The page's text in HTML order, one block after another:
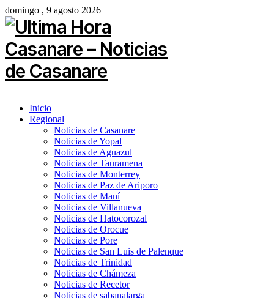
domingo , 9 agosto 2026
Inicio
Regional
Noticias de Casanare
Noticias de Yopal
Noticias de Aguazul
Noticias de Tauramena
Noticias de Monterrey
Noticias de Paz de Ariporo
Noticias de Maní
Noticias de Villanueva
Noticias de Hatocorozal
Noticias de Orocue
Noticias de Pore
Noticias de San Luis de Palenque
Noticias de Trinidad
Noticias de Chámeza
Noticias de Recetor
Noticias de sabanalarga